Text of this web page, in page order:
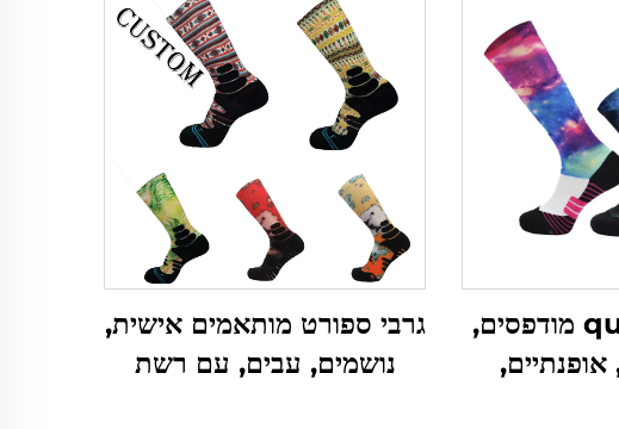
גרבי סqueezer מודפסים,
גרבי ספורט מותאמים אישית,
נושמים, עבים, עם רשת